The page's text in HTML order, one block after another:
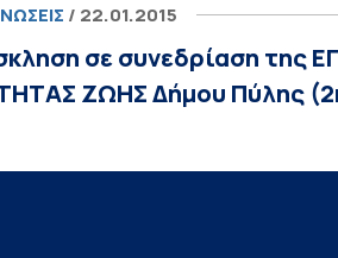
/ 22.01.2015
σε συνεδρίαση της
ΖΩΗΣ Δήμου Πύλης